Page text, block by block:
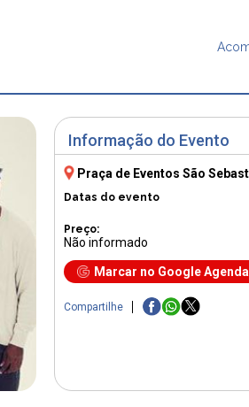
Informação do Evento
Praça de Eventos São
Datas do evento
Preço:
Não informado
Marcar no Google Agenda
Compartilhe